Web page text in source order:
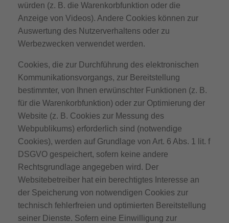
würden (z. B. die Warenkorbfunktion oder die
Anzeige von Videos). Andere Cookies können zur
Auswertung des Nutzerverhaltens oder zu
Werbezwecken verwendet werden.
Cookies, die zur Durchführung des elektronischen
Kommunikationsvorgangs, zur Bereitstellung
bestimmter, von Ihnen erwünschter Funktionen (z. B.
für die Warenkorbfunktion) oder zur Optimierung der
Website (z. B. Cookies zur Messung des
Webpublikums) erforderlich sind (notwendige
Cookies), werden auf Grundlage von Art. 6 Abs. 1 lit. f
DSGVO gespeichert, sofern keine andere
Rechtsgrundlage angegeben wird. Der
Websitebetreiber hat ein berechtigtes Interesse an
der Speicherung von notwendigen Cookies zur
technisch fehlerfreien und optimierten Bereitstellung
seiner Dienste. Sofern eine Einwilligung zur